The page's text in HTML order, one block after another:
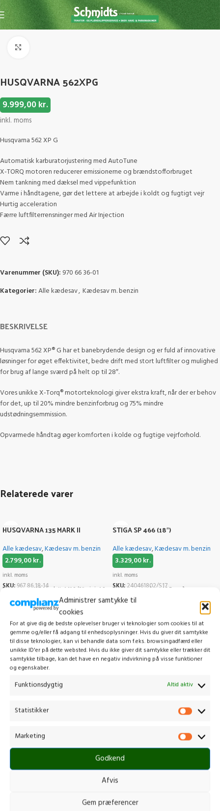
Administrer samtykke til
cookies
For at give dig de bedste oplevelser bruger vi teknologier som cookies til at
gemme og/eller få adgang til enhedsoplysninger. Hvis du giver dit samtykke
til disse teknologier, kan vi behandle data som f.eks. browsingadfærd eller
unikke ID'er på dette websted. Hvis du ikke giver dit samtykke eller trækker dit
samtykke tilbage, kan det have en negativ indvirkning på visse funktioner
og egenskaber.
Funktionsdygtig Altid aktiv
Statistikker
Marketing
Godkend
Afvis
Gem præferencer
Forside Kædesav Kædesav m. benzin
HUSQVARNA 562XPG
9.999,00kr.
inkl. moms
Husqvarna 562 XP G
Automatisk karburatorjustering med AutoTune
X-TORQ motoren reducerer emissionerne og brændstofforbruget
Nem tankning med dæksel med vippefunktion
Varme i håndtagene, gør det lettere at arbejde i koldt og fugtigt vejr
Hurtig acceleration
Færre luftfilterrensninger med Air Injection
Varenummer (SKU): 970 66 36-01
Kategorier:Alle kædesav, Kædesav m. benzin
BESKRIVELSE
Husqvarna 562 XP® G har et banebrydende design og er fuld af innovative
løsninger for øget effektivitet, bedre drift med stort luftfilter og mulighed
for brug af lange sværd på helt op til 28″.
Vores unikke X-Torq® motorteknologi giver ekstra kraft, når der er behov
for det, up til 20% mindre benzinforbrug og 75% mindre
udstødningsemmission.
Opvarmede håndtag øger komforten i kolde og fugtige vejrforhold.
Relaterede varer
HUSQVARNA 135 MARK II
Alle kædesav,Kædesav m. benzin
2.799,00kr.
inkl. moms
SKU: 967 86 18-14
Husqvarna 135 Mark II, 14" 3/8"mini, 1,3
mm S93G
Færre luftfilterrensninger med Air
Injection
X-TORQ motoren reducerer
emissionerne og brændstofforbruget
Hurtig og let justering af kæde
Forbedret sikkerhed, inertiaktiveret
kædebremse
Kombineret choker/stopknap
STIGA SP 466 (18″)
Alle kædesav,Kædesav m. benzin
3.329,00kr.
inkl. moms
SKU: 240461802/S17
Kædesav med en 46,5 cm³
benzinmotor (2 kW) og et 45 cm
46,5 CM³ BENZINMOTOR MED EN
NETTOEFFEKT PÅ 2 KW
45 CM (18”) SVÆRD
KÆDEHASTIGHED PÅ 23,1 M/S
NETTOVÆGT PÅ 5,3 KG UDEN SVÆRD
KOMBINØGLE MEDFØLGER